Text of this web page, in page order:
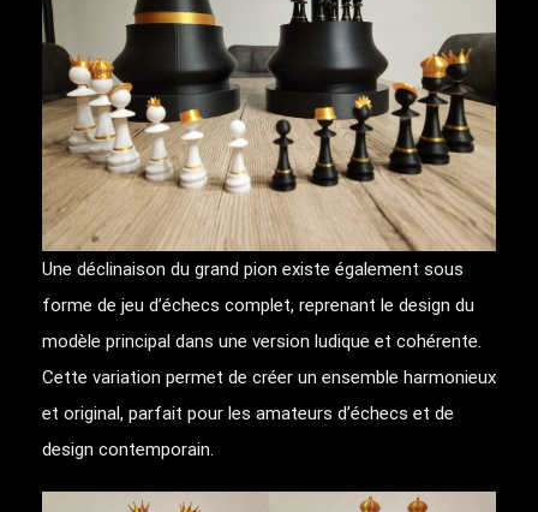
Une déclinaison du grand pion existe également sous
forme de jeu d’échecs complet, reprenant le design du
modèle principal dans une version ludique et cohérente.
Cette variation permet de créer un ensemble harmonieux
et original, parfait pour les amateurs d’échecs et de
design contemporain.